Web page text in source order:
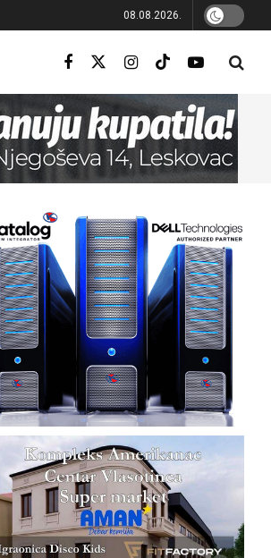
08.08.2026.